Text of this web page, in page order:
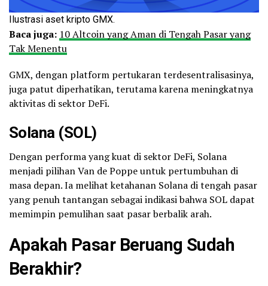
Ilustrasi aset kripto GMX.
Baca juga: 10 Altcoin yang Aman di Tengah Pasar yang
Tak Menentu
GMX, dengan platform pertukaran terdesentralisasinya,
juga patut diperhatikan, terutama karena meningkatnya
aktivitas di sektor DeFi.
Solana (SOL)
Dengan performa yang kuat di sektor DeFi, Solana
menjadi pilihan Van de Poppe untuk pertumbuhan di
masa depan. Ia melihat ketahanan Solana di tengah pasar
yang penuh tantangan sebagai indikasi bahwa SOL dapat
memimpin pemulihan saat pasar berbalik arah.
Apakah Pasar Beruang Sudah
Berakhir?